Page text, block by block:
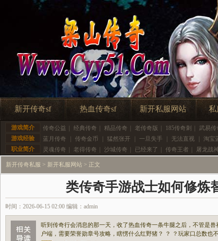
新开传奇sf 热血传奇sf 新开私服网站 私
游戏简介 传奇公益 经典传奇 精品传奇 老传奇版 185传奇刺
武易传
游戏经验
蓝月传奇 传奇金币 猛然张开 一旦失手 无法直视
淘宝
职业简介
灵魂传奇 老得传奇 沙城传奇 已经来了 传奇王者 屠龙战
新开传奇私服 > 新开私服网站 > 正文
类传奇手游战士如何修炼
时间：2026-06-15 02:00 编辑：admin
听到传奇行会消息的那一天，收了热血传奇一条牛腿之后，不管是
户端，需要荣誉勋章号攻略，瞎愣什么红野猪？ ？ ？玩家口总数也